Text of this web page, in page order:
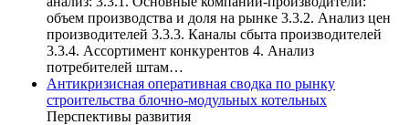
объем производства и доля на рынке 3.3.2. Анализ цен
производителей 3.3.3. Каналы сбыта производителей
3.3.4. Ассортимент конкурентов 4. Анализ
потребителей штам…
Антикризисная оперативная сводка по рынку
строительства блочно-модульных котельных
Перспективы развития